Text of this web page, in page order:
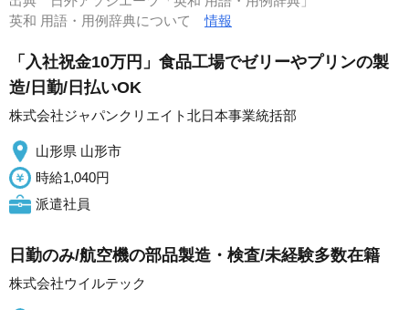
英和 用語・用例辞典について情報
「入社祝金10万円」食品工場でゼリーやプリンの製
造/日勤/日払いOK
株式会社ジャパンクリエイト北日本事業統括部
山形県 山形市
時給1,040円
派遣社員
日勤のみ/航空機の部品製造・検査/未経験多数在籍
株式会社ウイルテック